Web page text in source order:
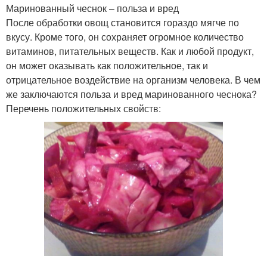
Маринованный чеснок – польза и вред
После обработки овощ становится гораздо мягче по
вкусу. Кроме того, он сохраняет огромное количество
витаминов, питательных веществ. Как и любой продукт,
он может оказывать как положительное, так и
отрицательное воздействие на организм человека. В чем
же заключаются польза и вред маринованного чеснока?
Перечень положительных свойств: